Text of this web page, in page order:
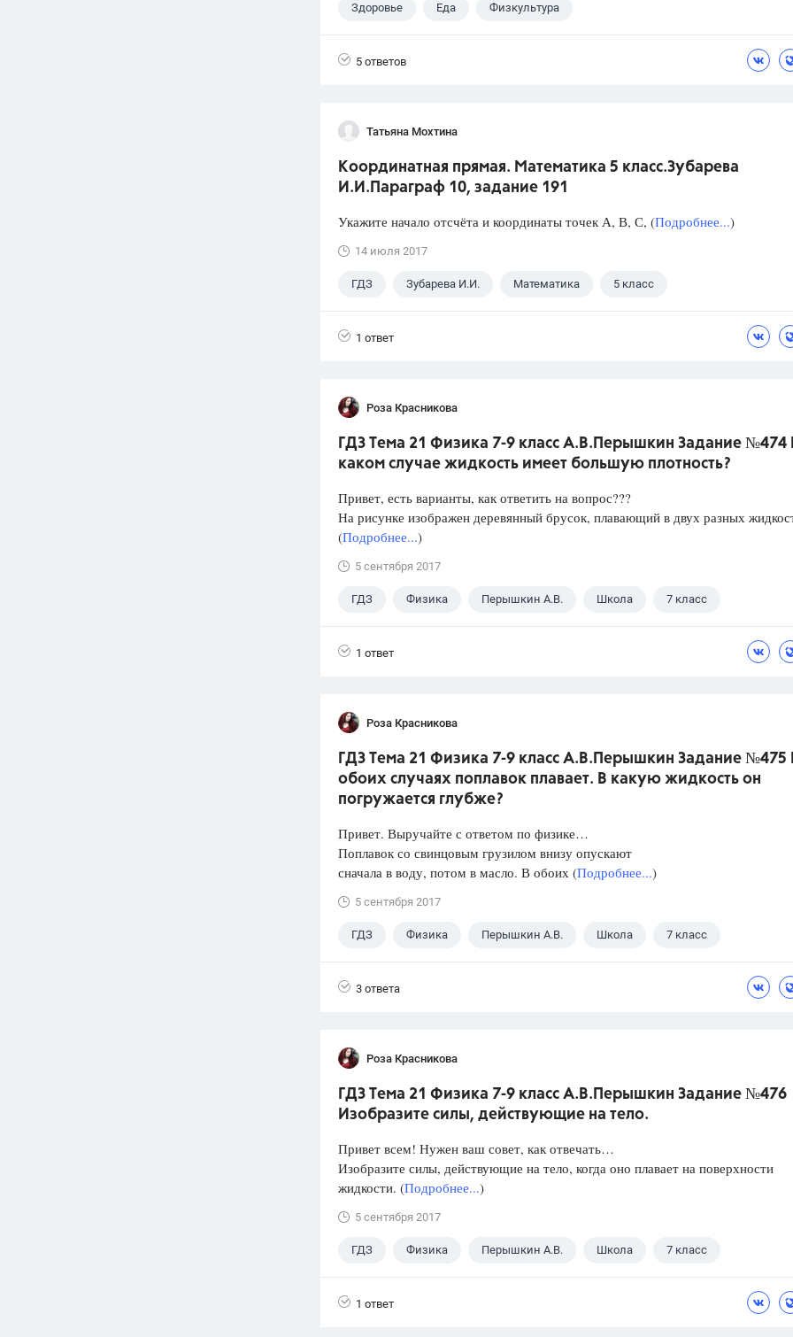
Здоровье Еда Физкультура
5 ответов
Татьяна Мохтина
Координатная прямая. Математика 5 класс.Зубарева
И.И.Параграф 10, задание 191
Укажите начало отсчёта и координаты точек А, В, С, (Подробнее...)
14 июля 2017
ГДЗ Зубарева И.И. Математика 5 класс
1 ответ
Роза Красникова
ГДЗ Тема 21 Физика 7-9 класс А.В.Перышкин Задание №474
каком случае жидкость имеет большую плотность?
Привет, есть варианты, как ответить на вопрос???
На рисунке изображен деревянный брусок, плавающий в двух разных
(Подробнее...)
5 сентября 2017
ГДЗ Физика Перышкин А.В. Школа 7 класс
1 ответ
Роза Красникова
ГДЗ Тема 21 Физика 7-9 класс А.В.Перышкин Задание №475
обоих случаях поплавок плавает. В какую жидкость он
погружается глубже?
Привет. Выручайте с ответом по физике…
Поплавок со свинцовым грузилом внизу опускают
сначала в воду, потом в масло. В обоих (Подробнее...)
5 сентября 2017
ГДЗ Физика Перышкин А.В. Школа 7 класс
3 ответа
Роза Красникова
ГДЗ Тема 21 Физика 7-9 класс А.В.Перышкин Задание №476
Изобразите силы, действующие на тело.
Привет всем! Нужен ваш совет, как отвечать…
Изобразите силы, действующие на тело, когда оно плавает на поверхности
жидкости. (Подробнее...)
5 сентября 2017
ГДЗ Физика Перышкин А.В. Школа 7 класс
1 ответ